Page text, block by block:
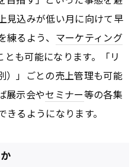
見込みが低い月に向けて早
るよう、 マーケティング
も可能になります。「リ
）」ごとの売上管理も可能
展示会やセミナー等の各集
るようになります。